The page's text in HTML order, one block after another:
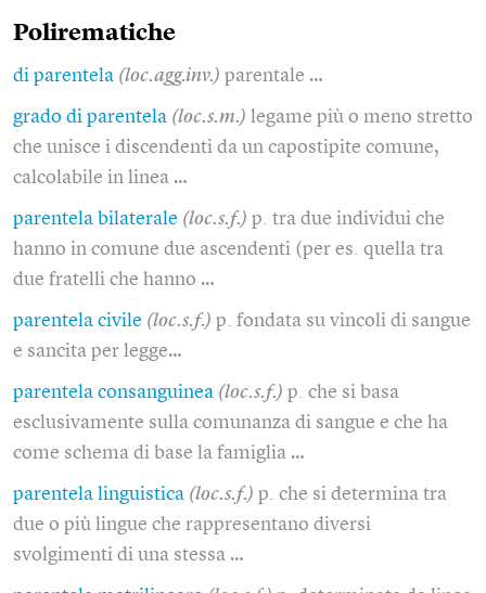
Polirematiche
di parentela (loc.agg.inv.) parentale …
grado di parentela (loc.s.m.) legame più o meno stretto
che unisce i discendenti da un capostipite comune,
calcolabile in linea …
parentela bilaterale (loc.s.f.) p. tra due individui che
hanno in comune due ascendenti (per es. quella tra
due fratelli che hanno …
parentela civile (loc.s.f.) p. fondata su vincoli di sangue
e sancita per legge…
parentela consanguinea (loc.s.f.) p. che si basa
esclusivamente sulla comunanza di sangue e che ha
come schema di base la famiglia …
parentela linguistica (loc.s.f.) p. che si determina tra
due o più lingue che rappresentano diversi
svolgimenti di una stessa …